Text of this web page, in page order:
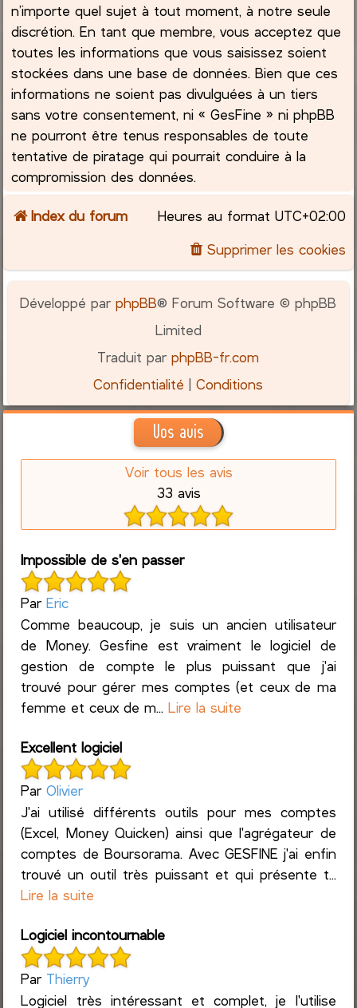
n’importe quel sujet à tout moment, à notre seule
discrétion. En tant que membre, vous acceptez que
toutes les informations que vous saisissez soient
stockées dans une base de données. Bien que ces
informations ne soient pas divulguées à un tiers
sans votre consentement, ni « GesFine » ni phpBB
ne pourront être tenus responsables de toute
tentative de piratage qui pourrait conduire à la
compromission des données.
Index du forum Heures au format UTC+02:00
Supprimer les cookies
Développé parphpBB® Forum Software © phpBB
Limited
Traduit parphpBB-fr.com
Confidentialité |Conditions
Vos avis
Voir tous les avis
33 avis
Impossible de s'en passer
ParEric
Comme beaucoup, je suis un ancien utilisateur
de Money. Gesfine est vraiment le logiciel de
gestion de compte le plus puissant que j'ai
trouvé pour gérer mes comptes (et ceux de ma
femme et ceux de m...Lire la suite
Excellent logiciel
ParOlivier
J'ai utilisé différents outils pour mes comptes
(Excel, Money Quicken) ainsi que l'agrégateur de
comptes de Boursorama. Avec GESFINE j'ai enfin
trouvé un outil très puissant et qui présente t...
Lire la suite
Logiciel incontournable
Par Thierry
Logiciel très intéressant et complet, je l'utilise